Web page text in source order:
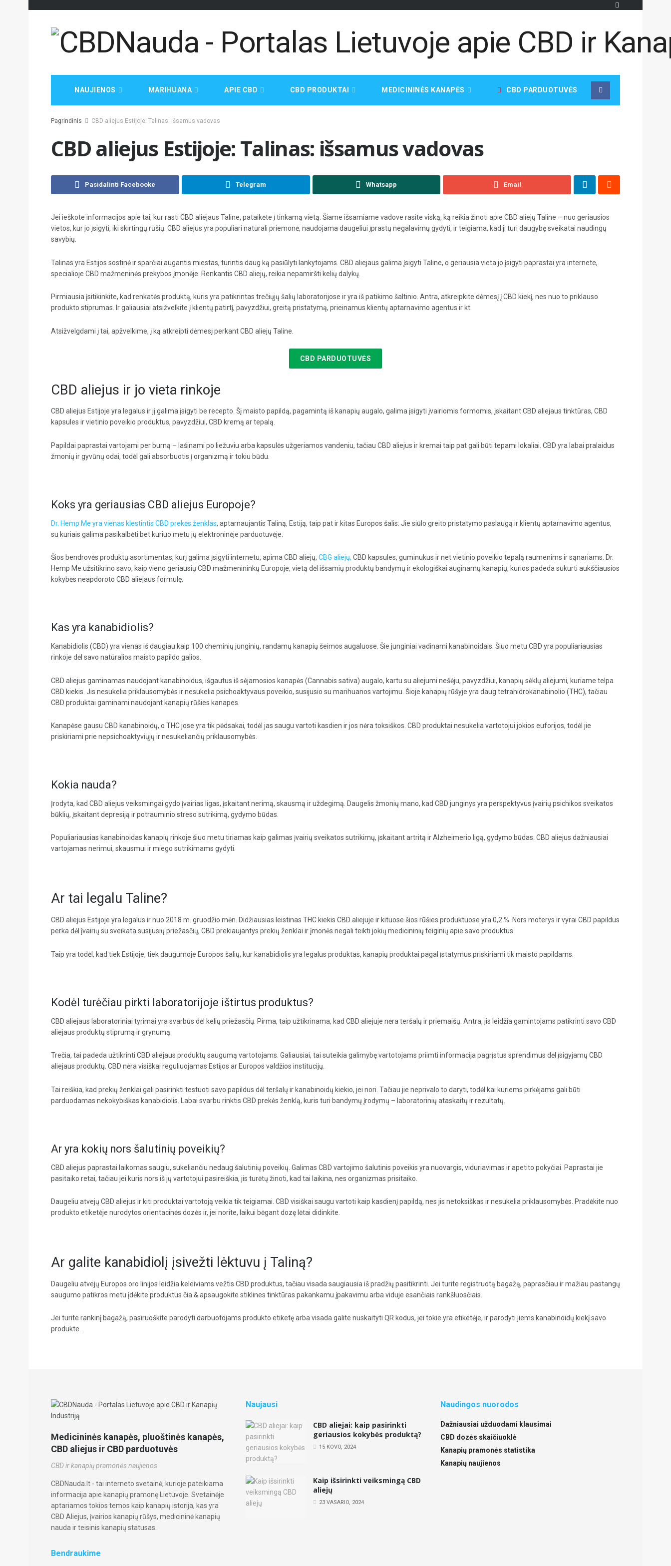
NAUJIENOS MARIHUANA APIE CBD CBD PRODUKTAI MEDICININĖS KANAPĖS CBD PARDUOTUVĖS
Pagrindinis CBD aliejus Estijoje: Talinas: išsamus vadovas
CBD aliejus Estijoje: Talinas: išsamus vadovas
Pasidalinti Facebooke Telegram Whatsapp Email
Jei ieškote informacijos apie tai, kur rasti CBD aliejaus Taline, pataikėte į tinkamą vietą. Šiame išsamiame vadove rasite viską, ką reikia žinoti apie CBD aliejų Taline – nuo geriausios
vietos, kur jo įsigyti, iki skirtingų rūšių. CBD aliejus yra populiari natūrali priemonė, naudojama daugeliui įprastų negalavimų gydyti, ir teigiama, kad ji turi daugybę sveikatai naudingų
savybių.
Talinas yra Estijos sostinė ir sparčiai augantis miestas, turintis daug ką pasiūlyti lankytojams. CBD aliejaus galima įsigyti Taline, o geriausia vieta jo įsigyti paprastai yra internete,
specialioje CBD mažmeninės prekybos įmonėje. Renkantis CBD aliejų, reikia nepamiršti kelių dalykų.
Pirmiausia įsitikinkite, kad renkatės produktą, kuris yra patikrintas trečiųjų šalių laboratorijose ir yra iš patikimo šaltinio. Antra, atkreipkite dėmesį į CBD kiekį, nes nuo to priklauso
produkto stiprumas. Ir galiausiai atsižvelkite į klientų patirtį, pavyzdžiui, greitą pristatymą, prieinamus klientų aptarnavimo agentus ir kt.
Atsižvelgdami į tai, apžvelkime, į ką atkreipti dėmesį perkant CBD aliejų Taline.
CBD PARDUOTUVĖS
CBD aliejus ir jo vieta rinkoje
CBD aliejus Estijoje yra legalus ir jį galima įsigyti be recepto. Šį maisto papildą, pagamintą iš kanapių augalo, galima įsigyti įvairiomis formomis, įskaitant CBD aliejaus tinktūras, CBD
kapsules ir vietinio poveikio produktus, pavyzdžiui, CBD kremą ar tepalą.
Papildai paprastai vartojami per burną – lašinami po liežuviu arba kapsulės užgeriamos vandeniu, tačiau CBD aliejus ir kremai taip pat gali būti tepami lokaliai. CBD yra labai pralaidus
žmonių ir gyvūnų odai, todėl gali absorbuotis į organizmą ir tokiu būdu.
Koks yra geriausias CBD aliejus Europoje?
Dr. Hemp Me yra vienas klestintis CBD prekės ženklas, aptarnaujantis Taliną, Estiją, taip pat ir kitas Europos šalis. Jie siūlo greito pristatymo paslaugą ir klientų aptarnavimo agentus,
su kuriais galima pasikalbėti bet kuriuo metu jų elektroninėje parduotuvėje.
Šios bendrovės produktų asortimentas, kurį galima įsigyti internetu, apima CBD aliejų, CBG aliejų, CBD kapsules, guminukus ir net vietinio poveikio tepalą raumenims ir sąnariams. Dr.
Hemp Me užsitikrino savo, kaip vieno geriausių CBD mažmenininkų Europoje, vietą dėl išsamių produktų bandymų ir ekologiškai auginamų kanapių, kurios padeda sukurti aukščiausios
kokybės neapdoroto CBD aliejaus formulę.
Kas yra kanabidiolis?
Kanabidiolis (CBD) yra vienas iš daugiau kaip 100 cheminių junginių, randamų kanapių šeimos augaluose. Šie junginiai vadinami kanabinoidais. Šiuo metu CBD yra populiariausias
rinkoje dėl savo natūralios maisto papildo galios.
CBD aliejus gaminamas naudojant kanabinoidus, išgautus iš sėjamosios kanapės (Cannabis sativa) augalo, kartu su aliejumi nešėju, pavyzdžiui, kanapių sėklų aliejumi, kuriame telpa
CBD kiekis. Jis nesukelia priklausomybės ir nesukelia psichoaktyvaus poveikio, susijusio su marihuanos vartojimu. Šioje kanapių rūšyje yra daug tetrahidrokanabinolio (THC), tačiau
CBD produktai gaminami naudojant kanapių rūšies kanapes.
Kanapėse gausu CBD kanabinoidų, o THC jose yra tik pėdsakai, todėl jas saugu vartoti kasdien ir jos nėra toksiškos. CBD produktai nesukelia vartotojui jokios euforijos, todėl jie
priskiriami prie nepsichoaktyviųjų ir nesukeliančių priklausomybės.
Kokia nauda?
Įrodyta, kad CBD aliejus veiksmingai gydo įvairias ligas, įskaitant nerimą, skausmą ir uždegimą. Daugelis žmonių mano, kad CBD junginys yra perspektyvus įvairių psichikos sveikatos
būklių, įskaitant depresiją ir potrauminio streso sutrikimą, gydymo būdas.
Populiariausias kanabinoidas kanapių rinkoje šiuo metu tiriamas kaip galimas įvairių sveikatos sutrikimų, įskaitant artritą ir Alzheimerio ligą, gydymo būdas. CBD aliejus dažniausiai
vartojamas nerimui, skausmui ir miego sutrikimams gydyti.
Ar tai legalu Taline?
CBD aliejus Estijoje yra legalus ir nuo 2018 m. gruodžio mėn. Didžiausias leistinas THC kiekis CBD aliejuje ir kituose šios rūšies produktuose yra 0,2 %. Nors moterys ir vyrai CBD papildus
perka dėl įvairių su sveikata susijusių priežasčių, CBD prekiaujantys prekių ženklai ir įmonės negali teikti jokių medicininių teiginių apie savo produktus.
Taip yra todėl, kad tiek Estijoje, tiek daugumoje Europos šalių, kur kanabidiolis yra legalus produktas, kanapių produktai pagal įstatymus priskiriami tik maisto papildams.
Kodėl turėčiau pirkti laboratorijoje ištirtus produktus?
CBD aliejaus laboratoriniai tyrimai yra svarbūs dėl kelių priežasčių. Pirma, taip užtikrinama, kad CBD aliejuje nėra teršalų ir priemaišų. Antra, jis leidžia gamintojams patikrinti savo CBD
aliejaus produktų stiprumą ir grynumą.
Trečia, tai padeda užtikrinti CBD aliejaus produktų saugumą vartotojams. Galiausiai, tai suteikia galimybę vartotojams priimti informacija pagrįstus sprendimus dėl įsigyjamų CBD
aliejaus produktų. CBD nėra visiškai reguliuojamas Estijos ar Europos valdžios institucijų.
Tai reiškia, kad prekių ženklai gali pasirinkti testuoti savo papildus dėl teršalų ir kanabinoidų kiekio, jei nori. Tačiau jie neprivalo to daryti, todėl kai kuriems pirkėjams gali būti
parduodamas nekokybiškas kanabidiolis. Labai svarbu rinktis CBD prekės ženklą, kuris turi bandymų įrodymų – laboratorinių ataskaitų ir rezultatų.
Ar yra kokių nors šalutinių poveikių?
CBD aliejus paprastai laikomas saugiu, sukeliančiu nedaug šalutinių poveikių. Galimas CBD vartojimo šalutinis poveikis yra nuovargis, viduriavimas ir apetito pokyčiai. Paprastai jie
pasitaiko retai, tačiau jei kuris nors iš jų vartotojui pasireiškia, jis turėtų žinoti, kad tai laikina, nes organizmas prisitaiko.
Daugeliu atvejų CBD aliejus ir kiti produktai vartotoją veikia tik teigiamai. CBD visiškai saugu vartoti kaip kasdienį papildą, nes jis netoksiškas ir nesukelia priklausomybės. Pradėkite nuo
produkto etiketėje nurodytos orientacinės dozės ir, jei norite, laikui bėgant dozę lėtai didinkite.
Ar galite kanabidiolį įsivežti lėktuvu į Taliną?
Daugeliu atvejų Europos oro linijos leidžia keleiviams vežtis CBD produktus, tačiau visada saugiausia iš pradžių pasitikrinti. Jei turite registruotą bagažą, paprasčiau ir mažiau pastangų
saugumo patikros metu įdėkite produktus čia & apsaugokite stiklines tinktūras pakankamu įpakavimu arba viduje esančiais rankšluosčiais.
Jei turite rankinį bagažą, pasiruoškite parodyti darbuotojams produkto etiketę arba visada galite nuskaityti QR kodus, jei tokie yra etiketėje, ir parodyti jiems kanabinoidų kiekį savo
produkte.
Medicininės kanapės, pluoštinės kanapės,
CBD aliejus ir CBD parduotuvės
CBD ir kanapių pramonės naujienos
CBDNauda.lt - tai interneto svetainė, kurioje pateikiama
informacija apie kanapių pramonę Lietuvoje. Svetainėje
aptariamos tokios temos kaip kanapių istorija, kas yra
CBD Aliejus, įvairios kanapių rūšys, medicininė kanapių
nauda ir teisinis kanapių statusas.
Bendraukime
Naujausi
CBD aliejai: kaip pasirinkti
geriausios kokybės produktą?
15 KOVO, 2024
Kaip išsirinkti veiksmingą CBD
aliejų
23 VASARIO, 2024
Naudingos nuorodos
Dažniausiai užduodami klausimai
CBD dozės skaičiuoklė
Kanapių pramonės statistika
Kanapių naujienos